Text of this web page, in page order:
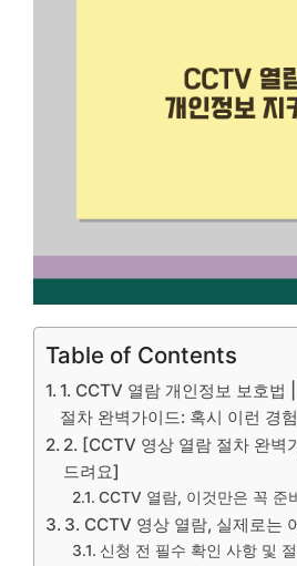
Table of Contents
1. CCTV 열람 개인정보 보호법
절차 완벽가이드: 혹시 이런 경
2. [CCTV 영상 열람 절차 완벽
드려요]
CCTV 열람, 이것만은 꼭 준
3. CCTV 영상 열람, 실제로는
신청 전 필수 확인 사항 및